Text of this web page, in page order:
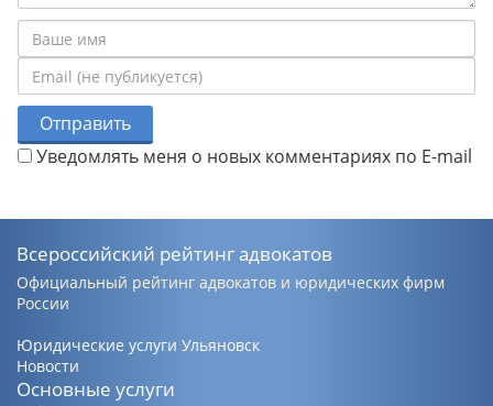
Отправить
Уведомлять меня о новых комментариях по E-mail
Всероссийский рейтинг адвокатов
Официальный рейтинг адвокатов и юридических фирм
России
Юридические услуги Ульяновск
Новости
Основные услуги